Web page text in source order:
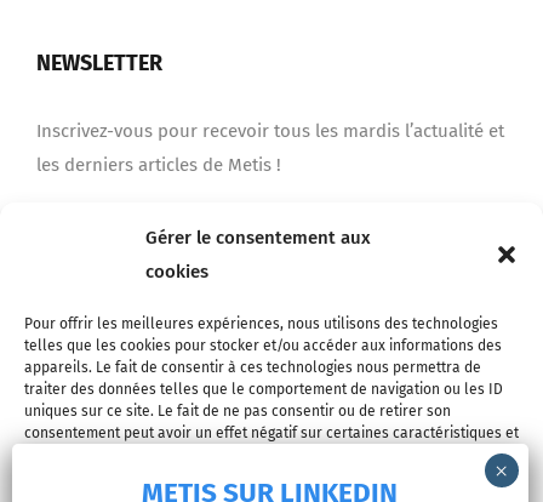
Gérer le consentement aux
cookies
Pour offrir les meilleures expériences, nous utilisons des technologies
telles que les cookies pour stocker et/ou accéder aux informations des
appareils. Le fait de consentir à ces technologies nous permettra de
traiter des données telles que le comportement de navigation ou les ID
uniques sur ce site. Le fait de ne pas consentir ou de retirer son
consentement peut avoir un effet négatif sur certaines caractéristiques et
NEWSLETTER
Inscrivez-vous pour recevoir tous les mardis l’actualité et
les derniers articles de Metis !
METIS SUR LINKEDIN